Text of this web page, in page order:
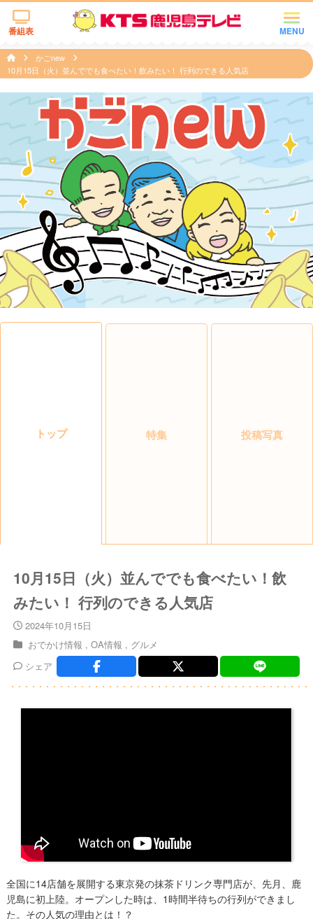
MENU
番組表
かごnew
10月15日（火）並んででも食べたい！飲みたい！ 行列のできる人気店
トップ 特集 投稿写真
10月15日（火）並んででも食べたい！飲
みたい！ 行列のできる人気店
2024年10月15日
おでかけ情報
OA情報
グルメ
シェア
全国に14店舗を展開する東京発の抹茶ドリンク専門店が、先月、鹿
児島に初上陸。オープンした時は、1時間半待ちの行列ができまし
た。その人気の理由とは！？